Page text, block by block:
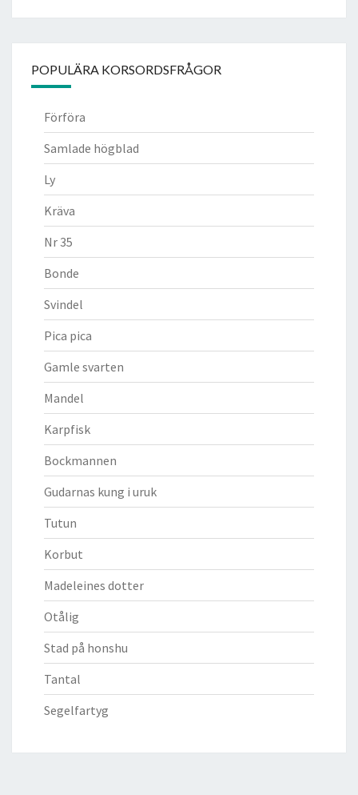
POPULÄRA KORSORDSFRÅGOR
Förföra
Samlade högblad
Ly
Kräva
Nr 35
Bonde
Svindel
Pica pica
Gamle svarten
Mandel
Karpfisk
Bockmannen
Gudarnas kung i uruk
Tutun
Korbut
Madeleines dotter
Otålig
Stad på honshu
Tantal
Segelfartyg